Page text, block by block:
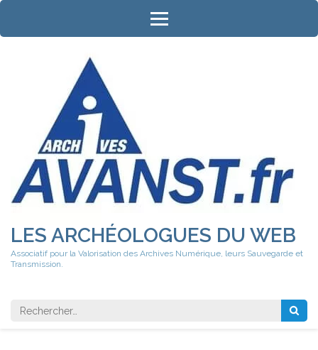
Aller
contenu
LES ARCHÉOLOGUES DU WEB
Associatif pour la Valorisation des Archives Numérique, leurs Sauvegarde et
Transmission.
Rechercher